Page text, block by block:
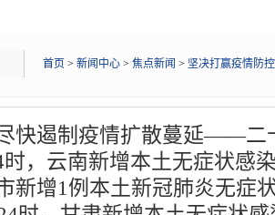
首页 > 新闻中心 > 焦点新闻 > 坚决打赢疫情防
快遏制疫情扩散蔓延——二
时，云南新增本土无症状感
新增1例本土新冠肺炎无症